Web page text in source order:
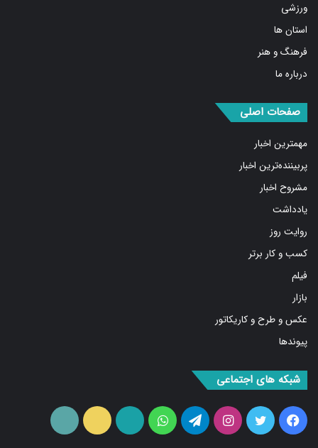
ورزشی
استان ها
فرهنگ و هنر
درباره ما
صفحات اصلی
مهمترین اخبار
پربیننده‌ترین اخبار
مشروح اخبار
یادداشت
روایت روز
کسب و کار برتر
فیلم
بازار
عکس و طرح و کاریکاتور
پیوندها
شبکه های اجتماعی
فیس
توییتر اینستاگرامتلگرام واتس
آپارات ایتا